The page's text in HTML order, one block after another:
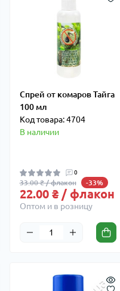
Спрей от комаров Тайга
100 мл
Код товара: 4704
В наличии
0
33.00 ₴ / флакон -33%
22.00 ₴ / флакон
Оптом и в розницу